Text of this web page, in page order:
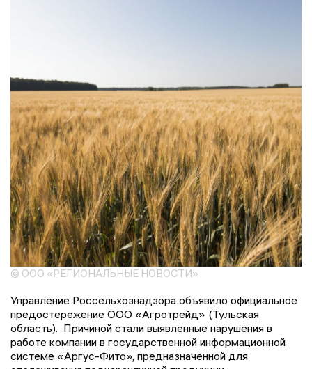
© ООО «РЕГИОНАЛЬНЫЕ НОВОСТИ»
Управление Россельхознадзора объявило официальное
предостережение ООО «Агротрейд» (Тульская
область). Причиной стали выявленные нарушения в
работе компании в государственной информационной
системе «Аргус-Фито», предназначенной для